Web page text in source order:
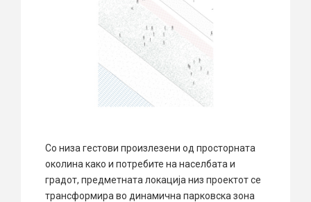
Со низа гестови произлезени од просторната
околина како и потребите на населбата и
градот, предметната локација низ проектот се
трансформира во динамична парковска зона